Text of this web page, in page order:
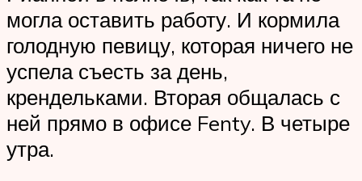
могла оставить работу. И кормила
голодную певицу, которая ничего не
успела съесть за день,
крендельками. Вторая общалась с
ней прямо в офисе Fen­ty. В четыре
утра.